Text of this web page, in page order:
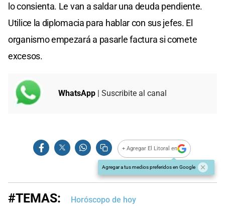
lo consienta. Le van a saldar una deuda pendiente.
Utilice la diplomacia para hablar con sus jefes. El
organismo empezará a pasarle factura si comete
excesos.
WhatsApp | Suscribite al canal
+ Agregar El Litoral en
Agregar a tus medios preferidos en Google
#TEMAS: Horóscopo de hoy